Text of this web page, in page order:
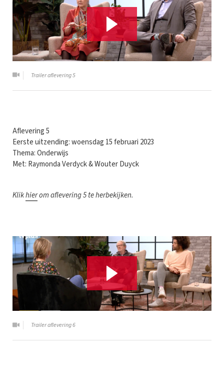
Trailer aflevering 5
Aflevering 5
Eerste uitzending: woensdag 15 februari 2023
Thema: Onderwijs
Met: Raymonda Verdyck & Wouter Duyck
Klikhierom aflevering 5 te herbekijken.
Trailer aflevering 6